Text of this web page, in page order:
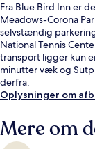
Fra Blue Bird Inn er
Meadows-Corona
selvstændig
National Tennis
transport ligger kun
minutter væk og
derfra.
Oplysninger om
Mere om